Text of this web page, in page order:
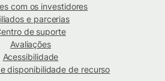
com os investidores
e parcerias
de suporte
Avaliações
Acessibilidade
disponibilidade de recurso